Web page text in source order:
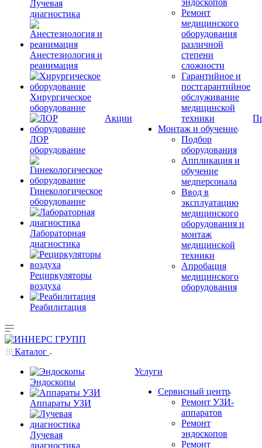
Лучевая
диагностика
Анестезиология и
реанимация
Хирургическое
оборудование
ЛОР
оборудование
Гинекологическое
оборудование
Лабораторная
диагностика
Рециркуляторы
воздуха
Реабилитация
Акции
эндоскопов
Ремонт
медицинского
оборудования
различной
степени
сложности
Гарантийное и
постгарантийное
обслуживание
медицинской
техники
Монтаж и обучение
Подбор
оборудования
Аппликация и
обучение
медперсонала
Ввод в
эксплуатацию
медицинского
оборудования и
монтаж
медицинской
техники
Апробация
медицинского
оборудования
Каталог
Эндоскопы
Аппараты УЗИ
Лучевая
диагностика
Услуги
Сервисный центр
Ремонт УЗИ-
аппаратов
Ремонт
эндоскопов
Ремонт